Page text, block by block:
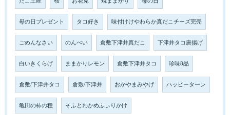
母の日プレゼント タコ好き 味付けけやわらか真だこチーズ完売
ごめんなさい のんべい 倉敷下津井真だこ 下津井タコ唐揚げ
白いきくらげ ままかりレモン 倉敷下津井タコ 珍味8品
倉敷/下津井タコ 倉敷/下津井 おかやまみやげ ハッピーターン
亀田の柿の種 そふとわかめふぃりかけ